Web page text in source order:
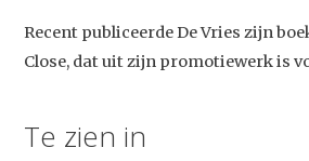
Home
Recent publiceerde De Vries zijn
Close, dat uit zijn promotiewerk is
Te zien in